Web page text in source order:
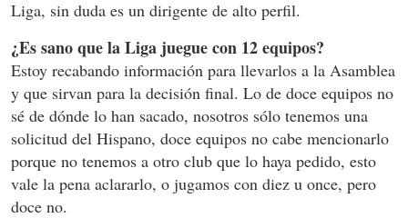
Liga, sin duda es un dirigente de alto perfil.
¿Es sano que la Liga juegue con 12 equipos?
Estoy recabando información para llevarlos a la Asamblea
y que sirvan para la decisión final. Lo de doce equipos no
sé de dónde lo han sacado, nosotros sólo tenemos una
solicitud del Hispano, doce equipos no cabe mencionarlo
porque no tenemos a otro club que lo haya pedido, esto
vale la pena aclararlo, o jugamos con diez u once, pero
doce no.